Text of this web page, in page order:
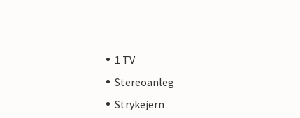
1 TV
Stereoanleg
Strykejern